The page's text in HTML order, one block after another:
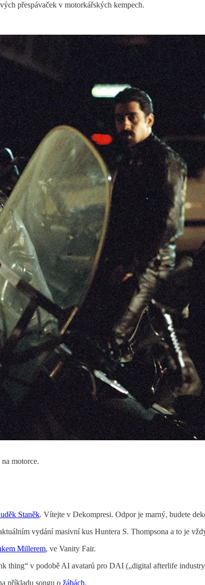
přespávaček v motorkářských kempech.
motorce.
Staněk. Vítejte v Dekompresi. Odpor je marný, budete
vydání masivní kus Huntera S. Thompsona a to je
Millerem, ve Vanity Fair.
thing“ v podobě AI avatarů pro DAI („digital afterlife
příkladu songu o žábách.